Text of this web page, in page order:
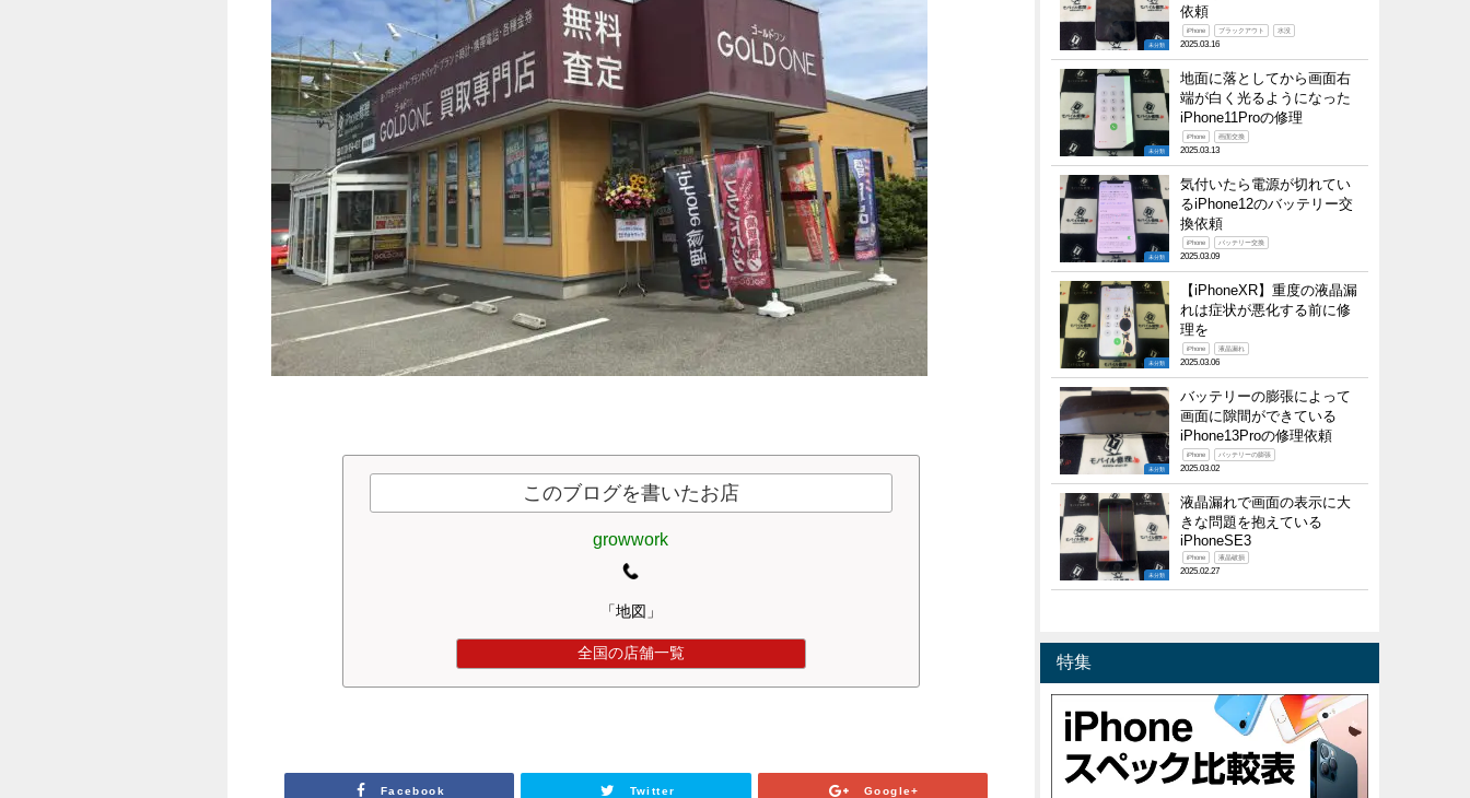
このブログを書いたお店
growwork
「地図」
全国の店舗一覧
Facebook Twitter Google+
未分類
依頼
iPhone ブラックアウト 水没
2025.03.16
未分類
地面に落としてから画面右
端が白く光るようになった
iPhone11Proの修理
iPhone 画面交換
2025.03.13
未分類
気付いたら電源が切れてい
るiPhone12のバッテリー交
換依頼
iPhone バッテリー交換
2025.03.09
未分類
【iPhoneXR】重度の液晶漏
れは症状が悪化する前に修
理を
iPhone 液晶漏れ
2025.03.06
未分類
バッテリーの膨張によって
画面に隙間ができている
iPhone13Proの修理依頼
iPhone バッテリーの膨張
2025.03.02
未分類
液晶漏れで画面の表示に大
きな問題を抱えている
iPhoneSE3
iPhone 液晶破損
2025.02.27
特集